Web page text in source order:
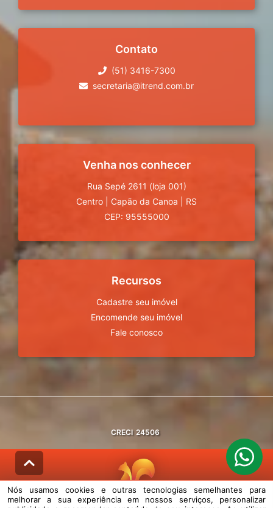
Contato
(51) 3416-7300
secretaria@itrend.com.br
Venha nos conhecer
Rua Sepé 2611 (loja 001)
Centro
Capão da Canoa
RS
CEP: 95555000
Recursos
Cadastre seu imóvel
Encomende seu imóvel
Fale conosco
CRECI 24506
© DESENVOLVIDO PELAAGIL.NET
Nós usamos cookies e outras tecnologias semelhantes para
melhorar a sua experiência em nossos serviços, personalizar